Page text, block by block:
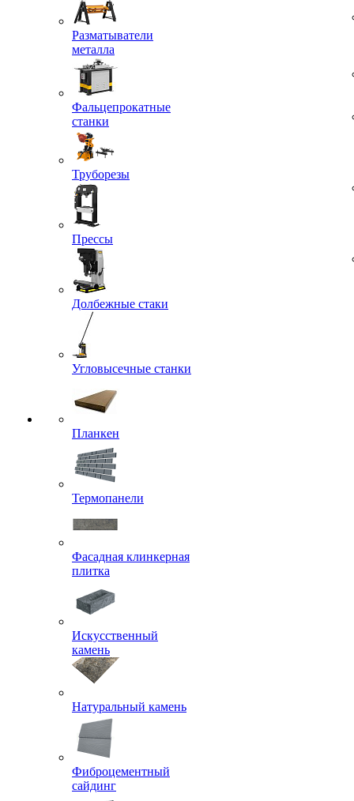
Разматыватели
металла
Фальцепрокатные
станки
Труборезы
Прессы
Долбежные стаки
Угловысечные станки
Планкен
Термопанели
Фасадная клинкерная
плитка
Искусственный
камень
Натуральный камень
Фиброцементный
сайдинг